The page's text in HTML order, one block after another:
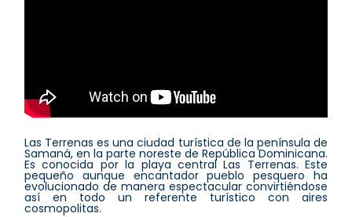
Las Terrenas es una ciudad turística de la península de
Samaná, en la parte noreste de República Dominicana.
Es conocida por la playa central Las Terrenas. Este
pequeño aunque encantador pueblo pesquero ha
evolucionado de manera espectacular convirtiéndose
así en todo un referente turístico con aires
cosmopolitas.